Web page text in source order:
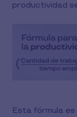
productividad
Esta fórmula